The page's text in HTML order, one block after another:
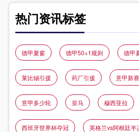
热门资讯标签
德甲夏窗 德甲50+1规则 德甲
莱比锡引援 药厂引援 意甲新
意甲多少轮 皇马 穆西亚拉
西班牙世界杯夺冠 英格兰vs阿根廷半